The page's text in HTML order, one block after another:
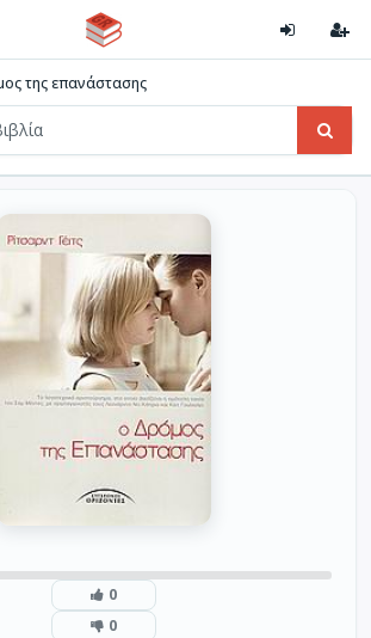
της επανάστασης
0
0